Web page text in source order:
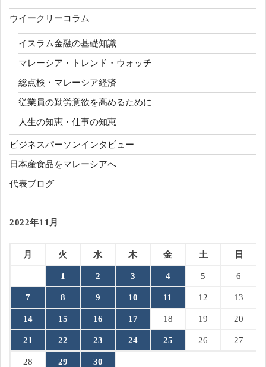
ウイークリーコラム
イスラム金融の基礎知識
マレーシア・トレンド・ウォッチ
総点検・マレーシア経済
従業員の勤労意欲を高めるために
人生の知恵・仕事の知恵
ビジネスパーソンインタビュー
日本産食品をマレーシアへ
代表ブログ
2022年11月
月 火 水 木 金 土 日
1 2 3 4 5 6
7 8 9 10 11 12 13
14 15 16 17 18 19 20
21 22 23 24 25 26 27
28 29
30